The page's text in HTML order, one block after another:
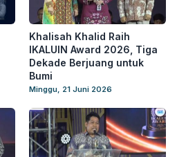
Khalisah Khalid Raih
IKALUIN Award 2026, Tiga
Dekade Berjuang untuk
Bumi
Minggu, 21 Juni 2026